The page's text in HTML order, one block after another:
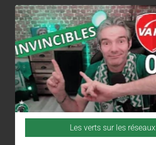
Les verts sur les réseaux